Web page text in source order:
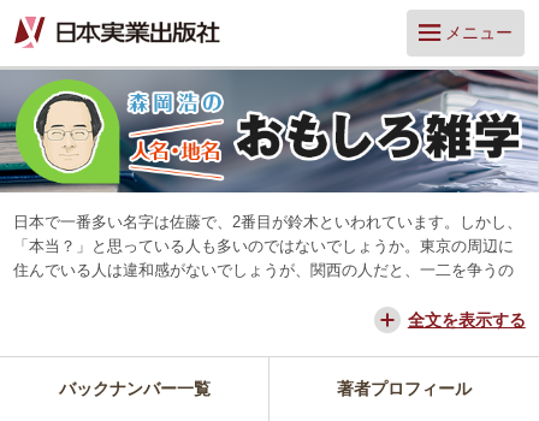
メニュー
日本で一番多い名字は佐藤で、2番目が鈴木といわれています。しかし、
「本当？」と思っている人も多いのではないでしょうか。東京の周辺に
住んでいる人は違和感がないでしょうが、関西の人だと、一二を争うの
交通が便利になって、東京からだと、離島や山中を除いてほとんどの所
思っています。
全文を表示する
バックナンバー一覧 著者プロフィール